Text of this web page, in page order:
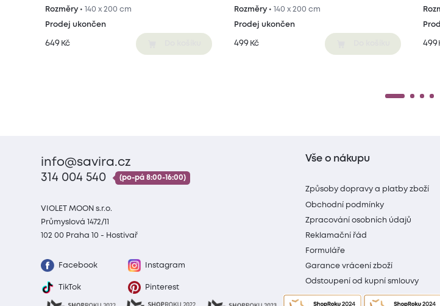
Rozměry • 140 x 200 cm
Prodej ukončen
649 Kč
Rozměry • 140 x 200 cm
Prodej ukončen
499 Kč 499
info@savira.cz
314 004 540
(po-pá 8:00-16:00)
VIOLET MOON s.r.o.
Průmyslová 1472/11
102 00 Praha 10 - Hostivař
Facebook Instagram
TikTok Pinterest
Vše o nákupu
Způsoby dopravy a platby zboží
Obchodní podmínky
Zpracování osobních údajů
Reklamační řád
Formuláře
Garance vrácení zboží
Odstoupení od kupní smlouvy